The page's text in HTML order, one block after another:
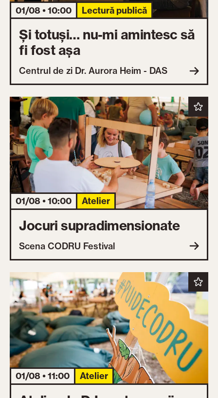
01/08 • 10:00 Lectură publică
Și totuși… nu-mi amintesc să
fi fost așa
Centrul de zi Dr. Aurora Heim - DAS
01/08 • 10:00 Atelier
Jocuri supradimensionate
Scena CODRU Festival
01/08 • 11:00 Atelier